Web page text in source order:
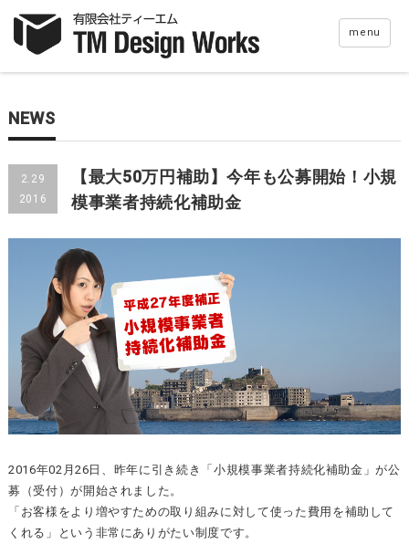
menu
NEWS
2.29
2016
【最大50万円補助】今年も公募開始！小規
模事業者持続化補助金
2016年02月26日、昨年に引き続き「小規模事業者持続化補助金」が公
募（受付）が開始されました。
「お客様をより増やすための取り組みに対して使った費用を補助して
くれる」という非常にありがたい制度です。